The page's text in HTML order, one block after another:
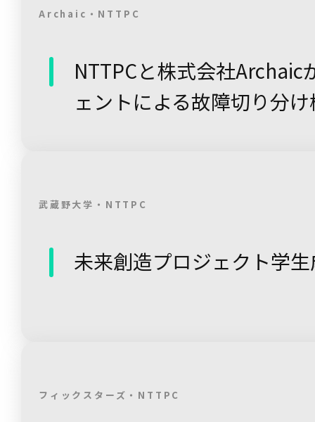
Archaic・NTTPC
NTTPCと株式会社Archaic
ェントによる故障切り分
武蔵野大学・NTTPC
未来創造プロジェクト学
フィックスターズ・NTTPC